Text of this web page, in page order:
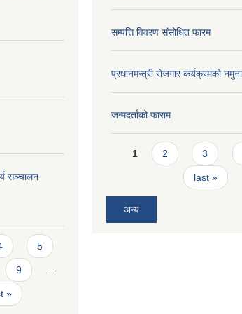
सञ्चालन
5
9
»
सम्पत्ति विवरण संसोधित फारम
प्रधानमन्त्री रोजगार कर्यक्रमको
जन्मदर्ताको फाराम
Pages
1 2 3
last »
अन्य